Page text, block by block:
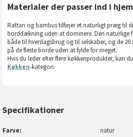
Materialer der passer ind i
Rattan og bambus tilføjer et naturligt præg til
borddækning uden at dominere. Den naturlige
både til hverdagsbrug og til selskaber, og de 20
på de fleste borde uden at fylde for meget.
Hvis du leder efter flere køkkenprodukter, kan
Køkken-kategori.
Specifikationer
Farve
natur